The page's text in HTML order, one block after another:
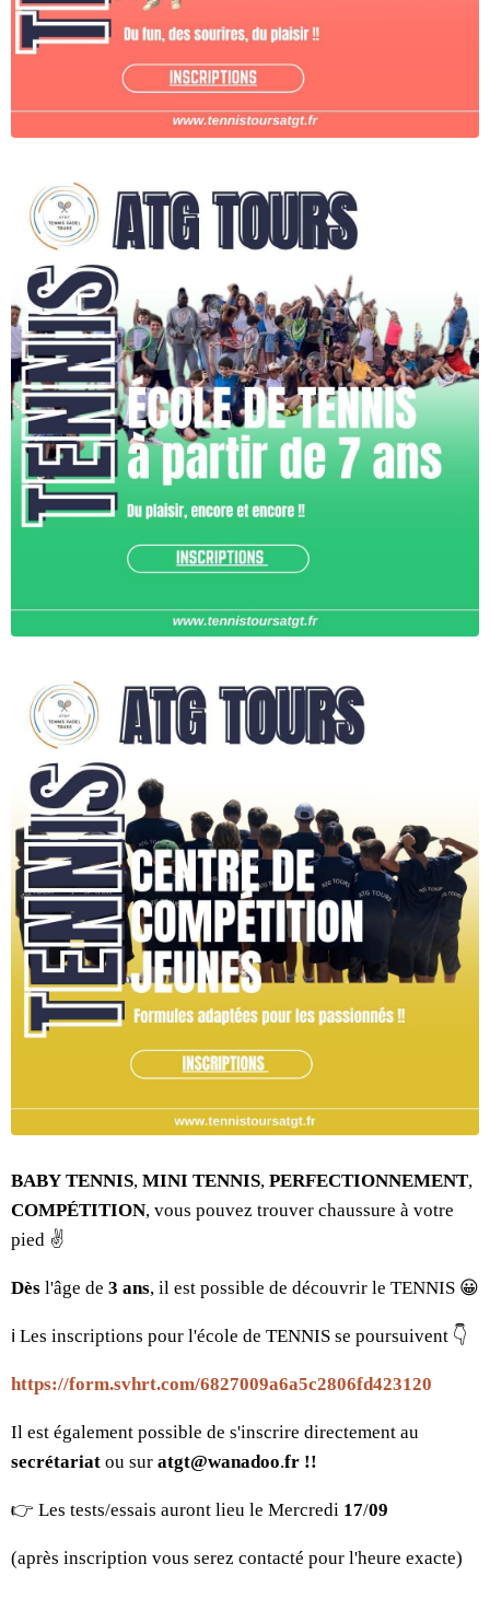
BABY TENNIS, MINI TENNIS, PERFECTIONNEMENT,
COMPÉTITION, vous pouvez trouver chaussure à votre
pied ✌️
Dès l'âge de 3 ans, il est possible de découvrir le TENNIS 😀
ℹ️ Les inscriptions pour l'école de TENNIS se poursuivent 👇
https://form.svhrt.com/6827009a6a5c2806fd423120
Il est également possible de s'inscrire directement au
secrétariat ou sur atgt@wanadoo.fr !!
👉 Les tests/essais auront lieu le Mercredi 17/09
(après inscription vous serez contacté pour l'heure exacte)